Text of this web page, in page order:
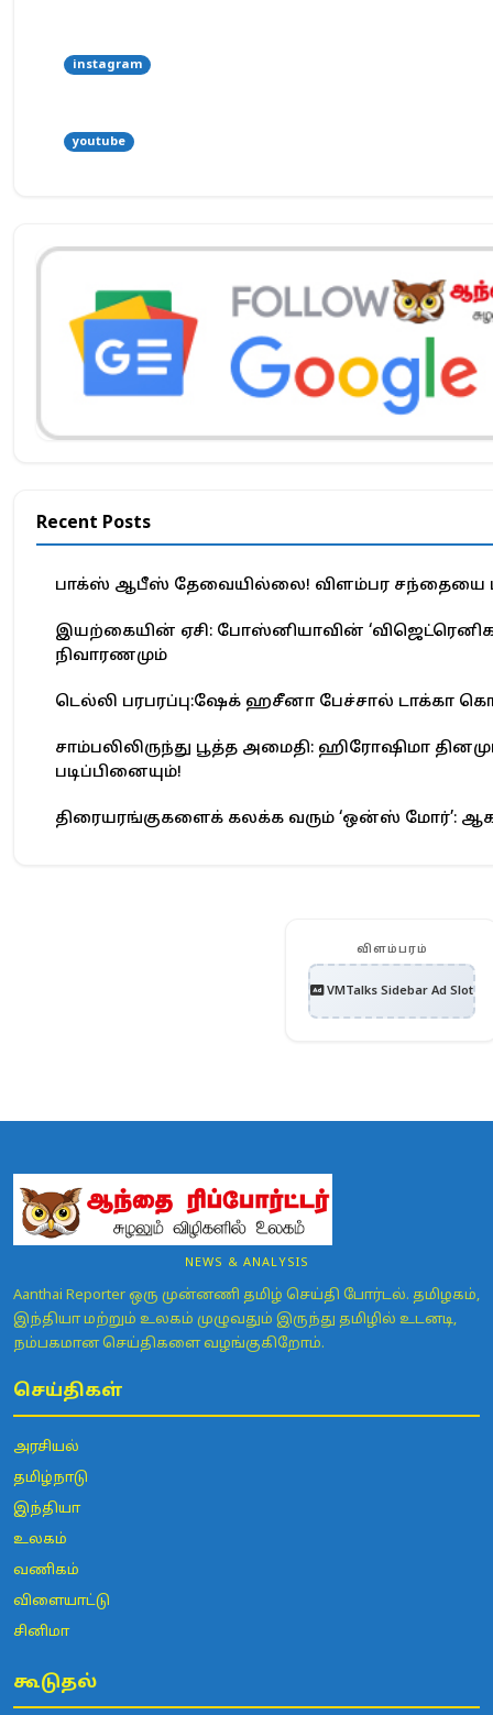
instagram
youtube
Recent Posts
பாக்ஸ் ஆபீஸ் தேவையில்லை! விளம்பர சந்தையை
இயற்கையின் ஏசி: போஸ்னியாவின்
நிவாரணமும்
டெல்லி பரபரப்பு:ஷேக் ஹசீனா பேச்சால் டாக்கா
சாம்பலிலிருந்து பூத்த அமைதி: ஹிரோஷிமா
படிப்பினையும்!
திரையரங்குகளைக் கலக்க வரும் ‘ஒன்ஸ் மோர்’:
விளம்பரம்
VMTalks Sidebar Ad Slot
NEWS & ANALYSIS
Aanthai Reporter ஒரு முன்னணி தமிழ் செய்தி போர்டல். தமிழகம்,
இந்தியா மற்றும் உலகம் முழுவதும் இருந்து தமிழில் உடனடி,
நம்பகமான செய்திகளை வழங்குகிறோம்.
செய்திகள்
அரசியல்
தமிழ்நாடு
இந்தியா
உலகம்
வணிகம்
விளையாட்டு
சினிமா
கூடுதல்